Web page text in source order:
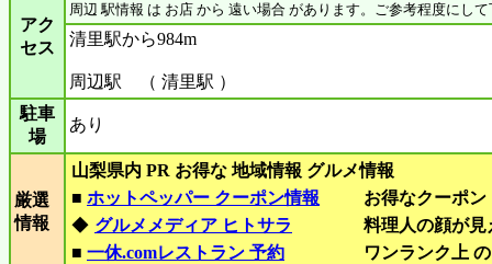
アク
セス
周辺 駅情報 は お店 から 遠い場合 があります。ご参考程度にし
清里駅から984m
周辺駅 （ 清里駅 ）
駐車
場
あり
厳選
情報
山梨県内 PR お得な 地域情報 グルメ情報
■ ホットペッパー クーポン情報
お得なクーポ
◆ グルメメディア ヒトサラ
料理人の顔が
■ 一休.comレストラン 予約 ワンランク上